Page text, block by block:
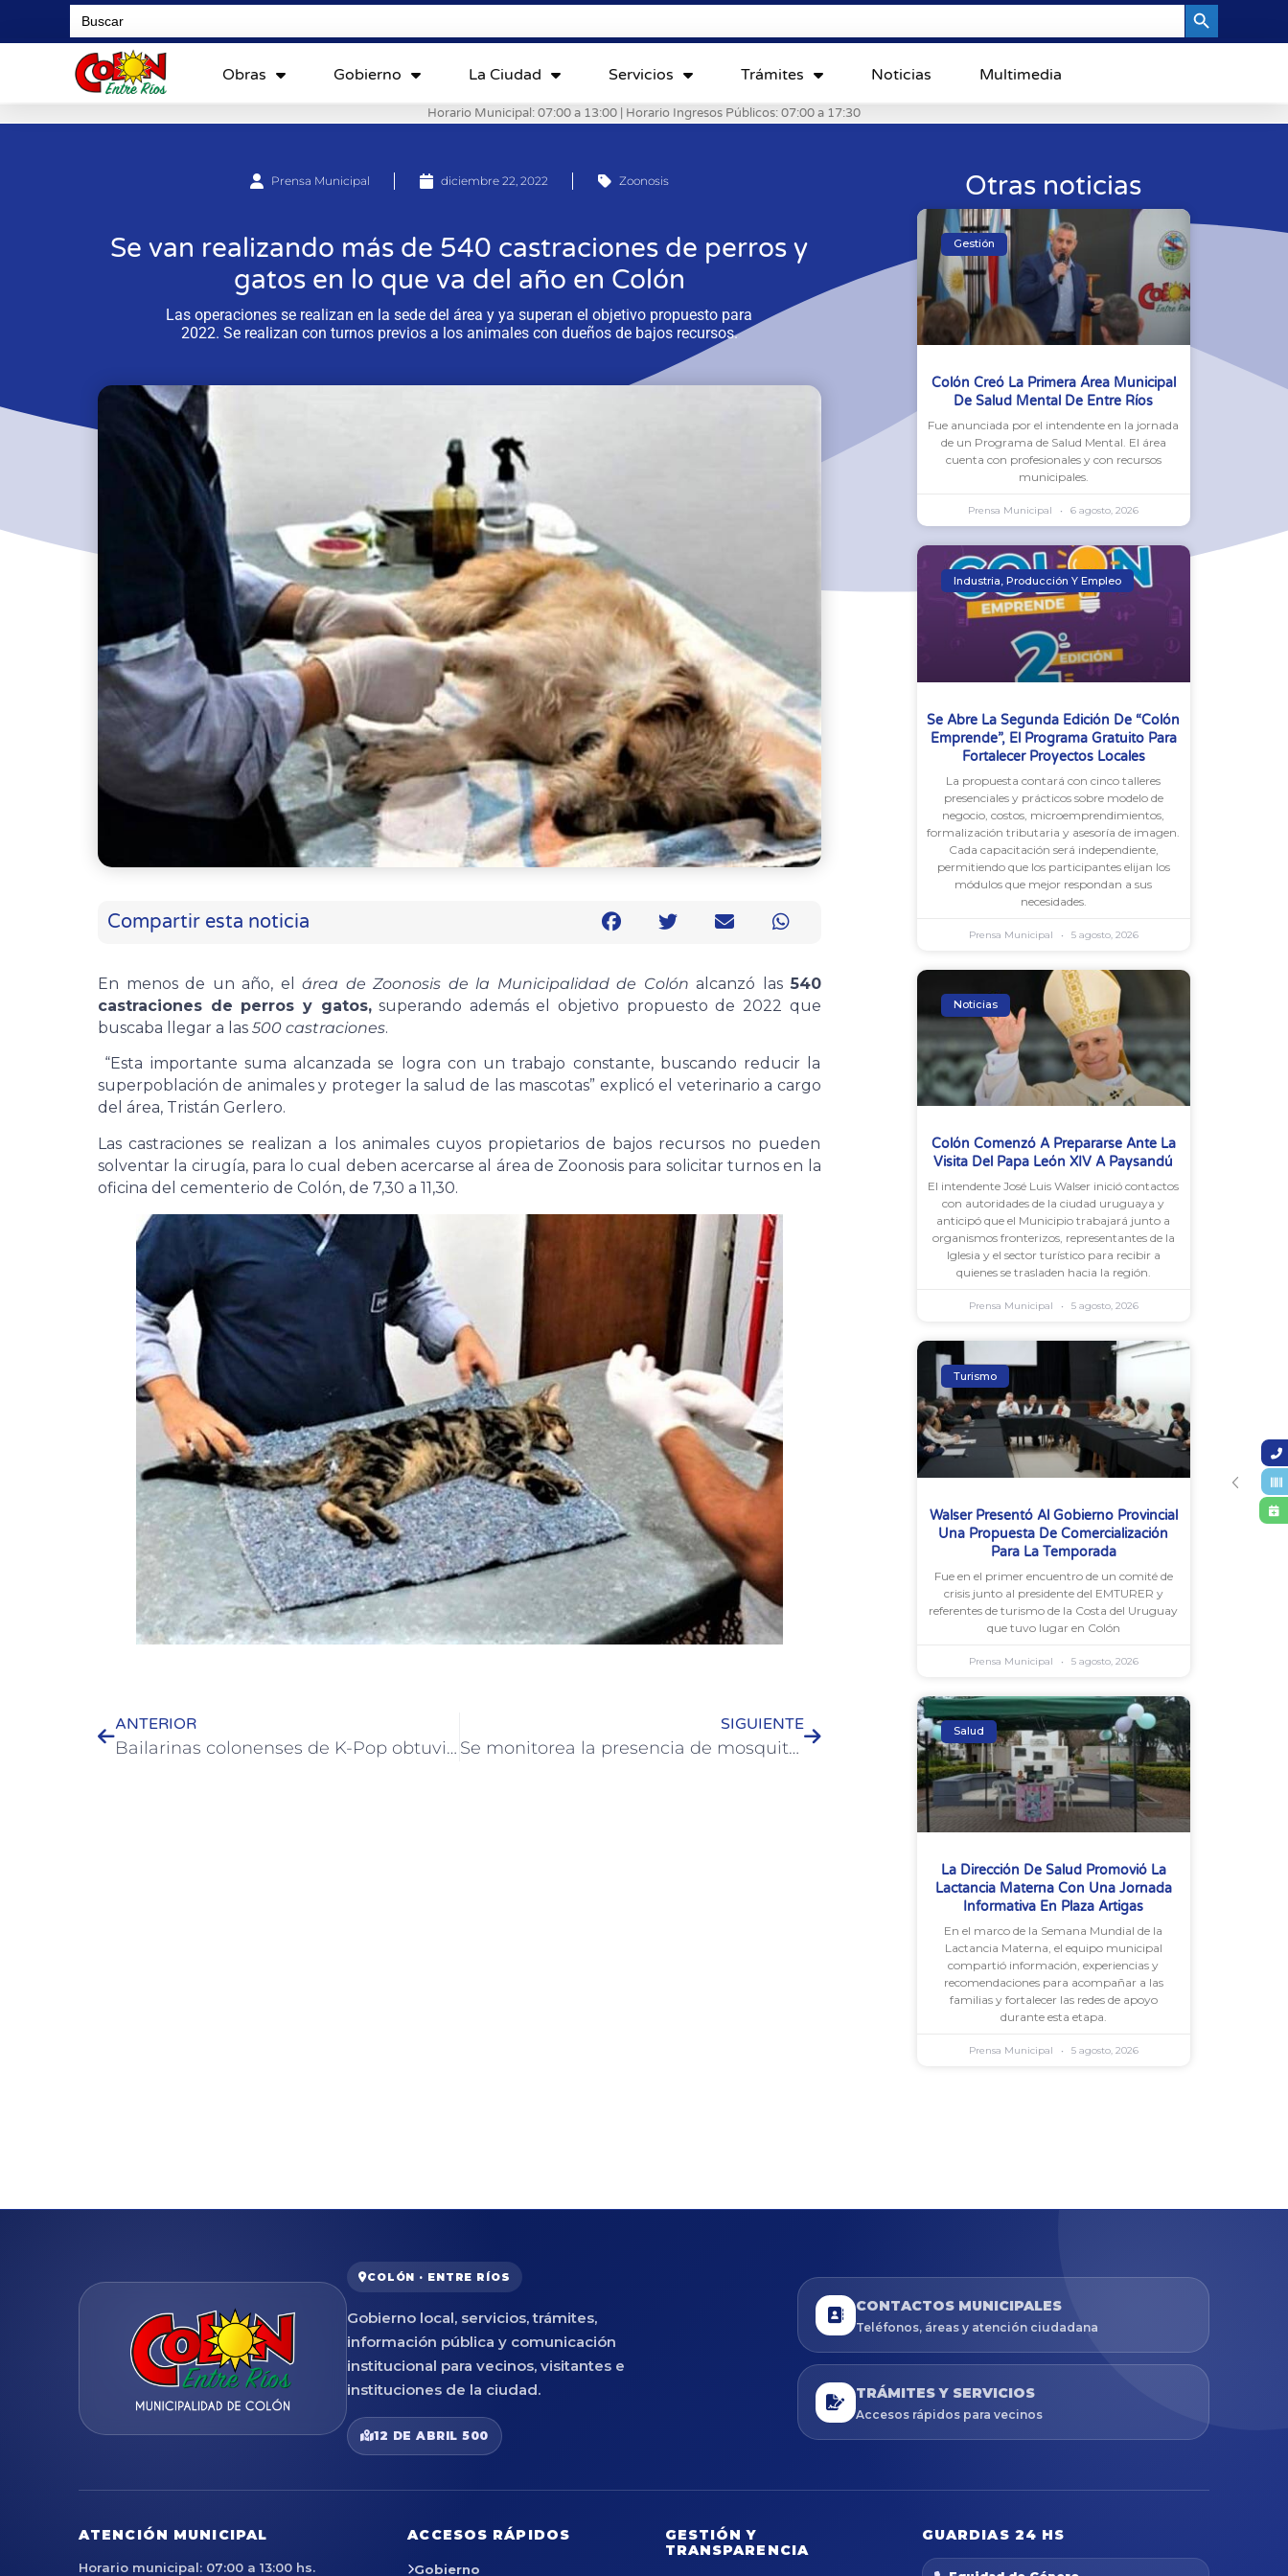
Search
for:
Obras Gobierno La Ciudad Servicios Trámites Noticias Multimedia
Horario Municipal: 07:00 a 13:00 | Horario Ingresos Públicos: 07:00 a 17:30
Prensa Municipal diciembre 22, 2022 Zoonosis
Se van realizando más de 540 castraciones de perros y
gatos en lo que va del año en Colón
Las operaciones se realizan en la sede del área y ya superan el objetivo propuesto para
2022. Se realizan con turnos previos a los animales con dueños de bajos recursos.
Compartir esta noticia
En menos de un año, elárea de Zoonosis de la Municipalidad de Colón alcanzó las 540
castraciones de perros y gatos,superando además el objetivo propuesto de 2022 que
buscaba llegar a las 500 castraciones.
“Esta importante suma alcanzada se logra con un trabajo constante, buscando reducir la
superpoblación de animales y proteger la salud de las mascotas” explicó el veterinario a cargo
del área, Tristán Gerlero.
Las castraciones se realizan a los animales cuyos propietarios de bajos recursos no pueden
solventar la cirugía, para lo cual deben acercarse al área de Zoonosis para solicitar turnos en la
oficina del cementerio de Colón, de 7,30 a 11,30.
ANTERIOR
Bailarinas colonenses de K-Pop obtuvieron subcampeonato latinoamericano
SIGUIENTE
Se monitorea la presencia de mosquitos Aedes Aegypti en distintos sectores de la Ciudad de Colón
Otras noticias
Gestión
Colón Creó La Primera Área Municipal
De Salud Mental De Entre Ríos
Fue anunciada por el intendente en la jornada
de un Programa de Salud Mental. El área
cuenta con profesionales y con recursos
municipales.
Prensa Municipal 6 agosto, 2026
Industria, Producción Y Empleo
Se Abre La Segunda Edición De “Colón
Emprende”, El Programa Gratuito Para
Fortalecer Proyectos Locales
La propuesta contará con cinco talleres
presenciales y prácticos sobre modelo de
negocio, costos, microemprendimientos,
formalización tributaria y asesoría de imagen.
Cada capacitación será independiente,
permitiendo que los participantes elijan los
módulos que mejor respondan a sus
necesidades.
Prensa Municipal 5 agosto, 2026
Noticias
Colón Comenzó A Prepararse Ante La
Visita Del Papa León XIV A Paysandú
El intendente José Luis Walser inició contactos
con autoridades de la ciudad uruguaya y
anticipó que el Municipio trabajará junto a
organismos fronterizos, representantes de la
Iglesia y el sector turístico para recibir a
quienes se trasladen hacia la región.
Prensa Municipal 5 agosto, 2026
Turismo
Walser Presentó Al Gobierno Provincial
Una Propuesta De Comercialización
Para La Temporada
Fue en el primer encuentro de un comité de
crisis junto al presidente del EMTURER y
referentes de turismo de la Costa del Uruguay
que tuvo lugar en Colón
Prensa Municipal 5 agosto, 2026
Salud
La Dirección De Salud Promovió La
Lactancia Materna Con Una Jornada
Informativa En Plaza Artigas
En el marco de la Semana Mundial de la
Lactancia Materna, el equipo municipal
compartió información, experiencias y
recomendaciones para acompañar a las
familias y fortalecer las redes de apoyo
durante esta etapa.
Prensa Municipal 5 agosto, 2026
COLÓN · ENTRE RÍOS
Gobierno local, servicios, trámites,
información pública y comunicación
institucional para vecinos, visitantes e
instituciones de la ciudad.
12 DE ABRIL 500
CONTACTOS MUNICIPALES
Teléfonos, áreas y atención ciudadana
TRÁMITES Y SERVICIOS
Accesos rápidos para vecinos
ATENCIÓN MUNICIPAL
Horario municipal: 07:00 a 13:00 hs.
ACCESOS RÁPIDOS
Gobierno
GESTIÓN Y
TRANSPARENCIA
GUARDIAS 24 HS